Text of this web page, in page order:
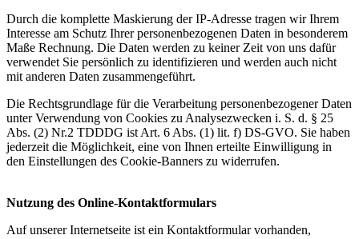
Durch die komplette Maskierung der IP-Adresse tragen wir Ihrem
Interesse am Schutz Ihrer personenbezogenen Daten in besonderem
Maße Rechnung. Die Daten werden zu keiner Zeit von uns dafür
verwendet Sie persönlich zu identifizieren und werden auch nicht
mit anderen Daten zusammengeführt.
Die Rechtsgrundlage für die Verarbeitung personenbezogener Daten
unter Verwendung von Cookies zu Analysezwecken i. S. d. § 25
Abs. (2) Nr.2 TDDDG ist Art. 6 Abs. (1) lit. f) DS-GVO. Sie haben
jederzeit die Möglichkeit, eine von Ihnen erteilte Einwilligung in
den Einstellungen des Cookie-Banners zu widerrufen.
Nutzung des Online-Kontaktformulars
Auf unserer Internetseite ist ein Kontaktformular vorhanden,